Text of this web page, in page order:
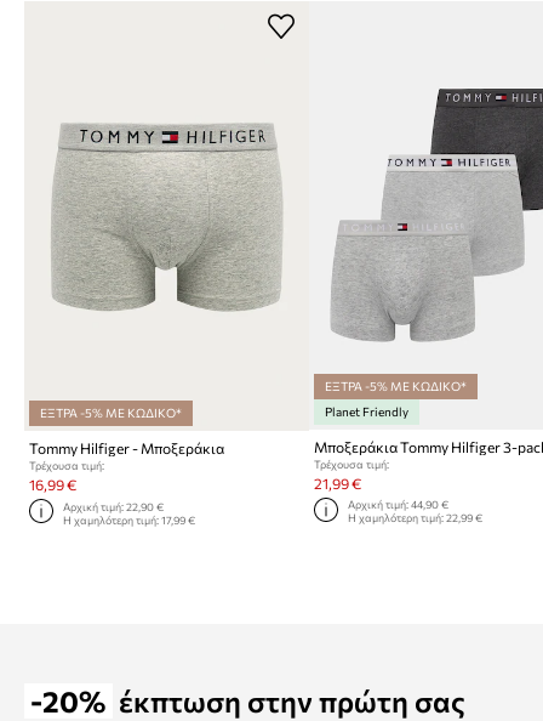
ΕΞΤΡΑ -5% ΜΕ ΚΩΔΙΚΟ*
Tommy Hilfiger - Μποξεράκια
Τρέχουσα τιμή:
16,99 €
Αρχική τιμή:22,90 €
Η χαμηλότερη τιμή:17,99 €
ΕΞΤΡΑ -5% ΜΕ ΚΩΔΙΚΟ*
Planet Friendly
Μποξεράκια Tommy Hilfiger 3-
Τρέχουσα τιμή:
21,99 €
Αρχική τιμή: 44,90 €
Η χαμηλότερη τιμή: 22,99 €
-20% έκπτωση στην πρώτη σας